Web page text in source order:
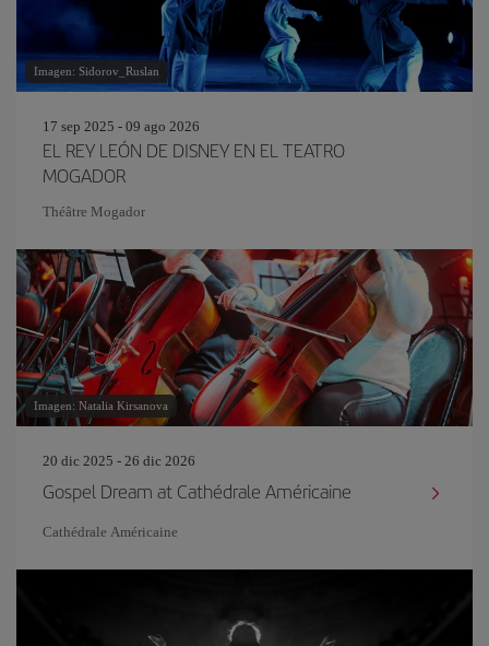
Imagen: Sidorov_Ruslan
17 sep 2025 - 09 ago 2026
EL REY LEÓN DE DISNEY EN EL TEATRO
MOGADOR
Théâtre Mogador
Imagen: Natalia Kirsanova
20 dic 2025 - 26 dic 2026
Gospel Dream at Cathédrale Américaine
Cathédrale Américaine